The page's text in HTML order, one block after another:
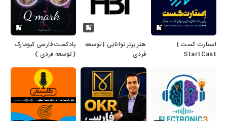
استارت کست |
StartCast
هنر برتر توانایی | توسعه
فردی
پادکست فارسی کیومارک
( توسعه فردی )